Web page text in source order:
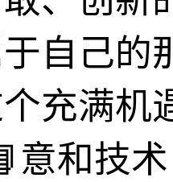
自己的
充满机
意和技